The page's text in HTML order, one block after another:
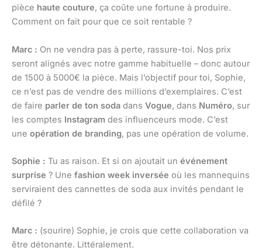
pièce haute couture, ça coûte une fortune à produire.
Comment on fait pour que ce soit rentable ?
Marc : On ne vendra pas à perte, rassure-toi. Nos prix
seront alignés avec notre gamme habituelle – donc autour
de 1500 à 5000€ la pièce. Mais l’objectif pour toi, Sophie,
ce n’est pas de vendre des millions d’exemplaires. C’est
de faire parler de ton soda dans Vogue, dans Numéro, sur
les comptes Instagram des influenceurs mode. C’est
une opération de branding, pas une opération de volume.
Sophie : Tu as raison. Et si on ajoutait un événement
surprise ? Une fashion week inversée où les mannequins
serviraient des cannettes de soda aux invités pendant le
défilé ?
Marc : (sourire) Sophie, je crois que cette collaboration va
être détonante. Littéralement.